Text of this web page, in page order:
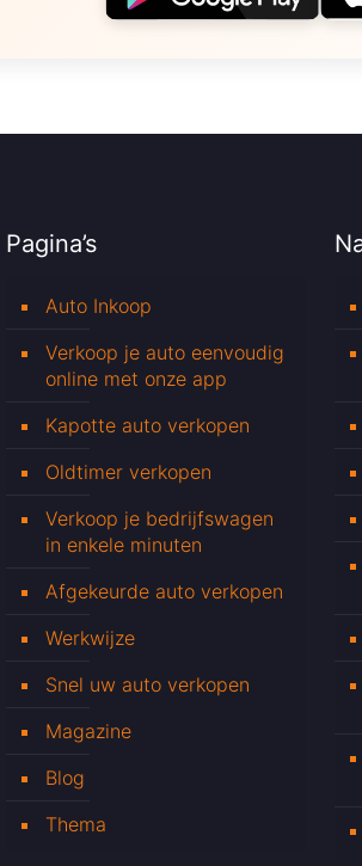
Pagina’s
Auto Inkoop
Verkoop je auto eenvoudig
online met onze app
Kapotte auto verkopen
Oldtimer verkopen
Verkoop je bedrijfswagen
in enkele minuten
Afgekeurde auto verkopen
Werkwijze
Snel uw auto verkopen
Magazine
Blog
Thema